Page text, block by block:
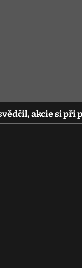
akcie si při